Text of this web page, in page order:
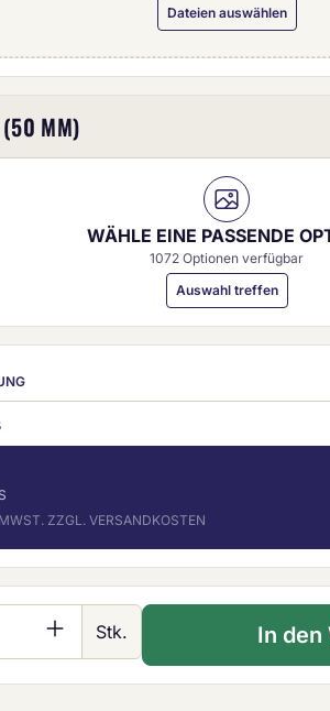
Dateien auswählen
(50 MM)
WÄHLE EINE PASSENDE
1072 Optionen verfügbar
Auswahl treffen
ZZGL. VERSANDKOSTEN
Anzahl: Gib den
Stk. In den